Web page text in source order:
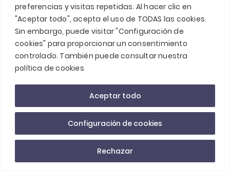
preferencias y visitas repetidas. Al hacer clic en
"Aceptar todo", acepta el uso de TODAS las cookies.
Sin embargo, puede visitar "Configuración de
cookies" para proporcionar un consentimiento
controlado. También puede consultar nuestra
política de cookies
Configuración de cookies
Rechazar
Aceptar todo